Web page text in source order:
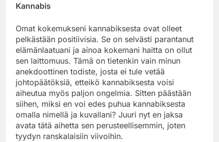
Kannabis
Omat kokemukseni kannabiksesta ovat olleet
pelkästään positiivisia. Se on selvästi parantanut
elämänlaatuani ja ainoa kokemani haitta on ollut
sen laittomuus. Tämä on tietenkin vain minun
anekdoottinen todiste, josta ei tule vetää
johtopäätöksiä, etteikö kannabiksesta voisi
aiheutua myös paljon ongelmia. Sitten päästään
siihen, miksi en voi edes puhua kannabiksesta
omalla nimellä ja kuvallani? Juuri nyt en jaksa
avata tätä aihetta sen perusteellisemmin, joten
tyydyn ranskalaisiin viivoihin.